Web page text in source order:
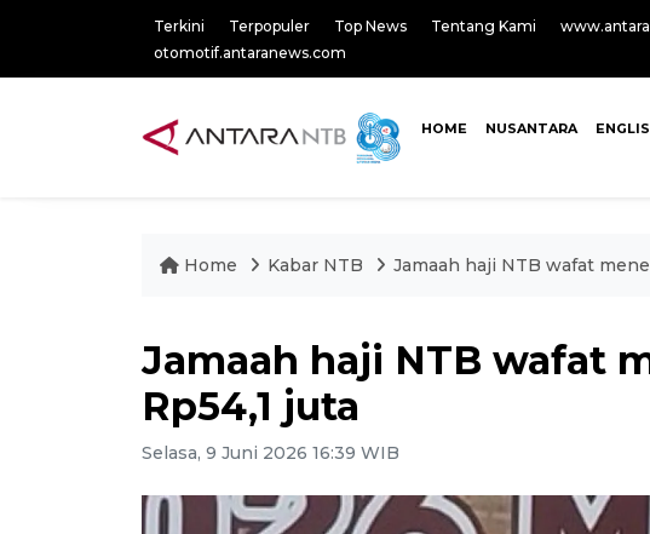
Terkini Terpopuler Top News Tentang Kami
otomotif.antaranews.com
HOME NUSANTARA
Home Kabar NTB Jamaah haji NTB wafat
Jamaah haji NTB wafat
Rp54,1 juta
Selasa, 9 Juni 2026 16:39 WIB